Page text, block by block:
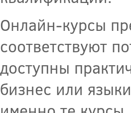
Онлайн-курсы
соответствуют
доступны
бизнес или